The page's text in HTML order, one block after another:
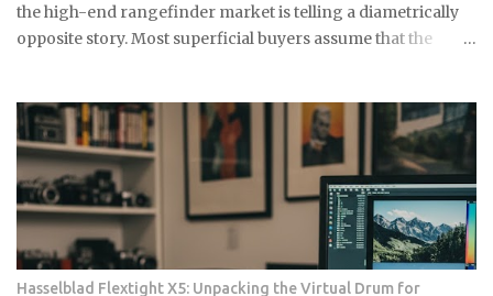
질이 들어있는데, 환기가 잘 안 되는 샤워실에서 쓰기엔 부담스럽잖
아요. 식초는 냄새는 좀 나지만 금방 날아가고, 피부에 닿아도 큰 문제
준비하세요 15분이면 끝나는 식초 곰팡이 제거법 곰팡이가 있는 부분
에 식초를 충분히 뿌려주세요. 아끼지 말고 흠뻑 적셔주는 게 포인트
예요. 그리고 15분 정도 기다리면 식초가 곰팡이를 분해하기 시작해
요. 시간이 지나면 칫솔로 살살 문질러주세요. 힘들게 박박 문지를 필
요 없어요. 식초가 이미 곰팡이를 약하게 만들어놨으니까 가볍게 문
질러도...
the high-end rangefinder market is telling a diametrically
opposite story. Most superficial buyers assume that the
Leica M11-P has recently encountered a harsh correction
that defies standard consumer electronics logic. In the early
months of this year, we have witnessed a fascinating
decoupling where the M11-P experiences a sharp baseline
thinning while the legacy M10-R achieves a status akin to a
blue-chip commodity. This is not a mere glitch in the matrix
but a fundamental shift in how collectors and high-net-
Hasselblad Flextight X5: Unpacking the Virtual Drum for